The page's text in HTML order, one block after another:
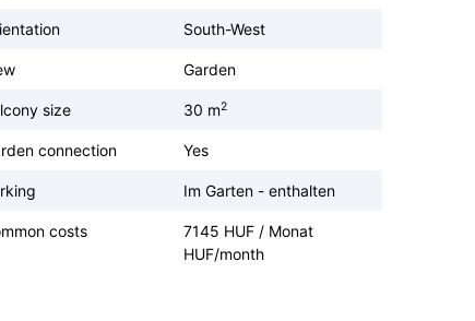
South-West
Garden
size 30 m2
connection Yes
Im Garten - enthalten
costs
7145 HUF / Monat
HUF/month